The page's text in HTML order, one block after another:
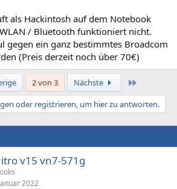
als Hackintosh auf dem Notebook
/ Bluetooth funktioniert nicht.
gegen ein ganz bestimmtes Broadcom
(Preis derzeit noch über 70€)
2 von 3 Nächste
oder registrieren, um hier zu antworten.
v15 vn7-571g
2022